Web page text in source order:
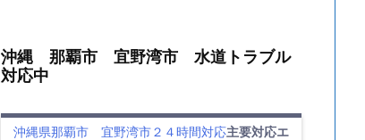
沖縄 那覇市 宜野湾市 水道トラブル
対応中
沖縄県那覇市 宜野湾市２４時間対応主要対応エ